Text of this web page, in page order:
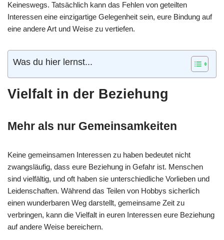
Keineswegs. Tatsächlich kann das Fehlen von geteilten
Interessen eine einzigartige Gelegenheit sein, eure Bindung auf
eine andere Art und Weise zu vertiefen.
Was du hier lernst...
Vielfalt in der Beziehung
Mehr als nur Gemeinsamkeiten
Keine gemeinsamen Interessen zu haben bedeutet nicht
zwangsläufig, dass eure Beziehung in Gefahr ist. Menschen
sind vielfältig, und oft haben sie unterschiedliche Vorlieben und
Leidenschaften. Während das Teilen von Hobbys sicherlich
einen wunderbaren Weg darstellt, gemeinsame Zeit zu
verbringen, kann die Vielfalt in euren Interessen eure Beziehung
auf andere Weise bereichern.